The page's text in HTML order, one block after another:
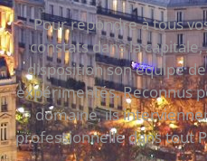
Pour répondre à tous
constats dans la
disposition son équipe
expérimentés. Reconnus
domaine, ils
professionnelle dans tout